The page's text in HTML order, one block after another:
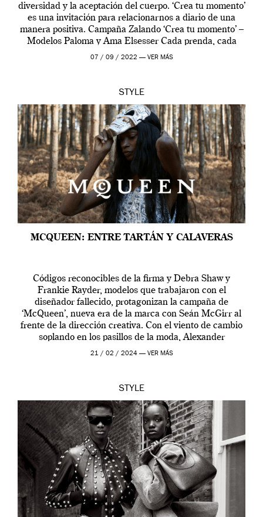
diversidad y la aceptación del cuerpo. ‘Crea tu momento’
es una invitación para relacionarnos a diario de una
manera positiva. Campaña Zalando ‘Crea tu momento’ –
Modelos Paloma y Ama Elsesser Cada prenda, cada
outfit, cada momento, caracteriza […]
07 / 09 / 2022 — VER MÁS
STYLE
MCQUEEN: ENTRE TARTÁN Y CALAVERAS
Códigos reconocibles de la firma y Debra Shaw y
Frankie Rayder, modelos que trabajaron con el
diseñador fallecido, protagonizan la campaña de
‘McQueen’, nueva era de la marca con Seán McGirr al
frente de la dirección creativa. Con el viento de cambio
soplando en los pasillos de la moda, Alexander
McQueen se prepara para una […]
21 / 02 / 2024 — VER MÁS
STYLE